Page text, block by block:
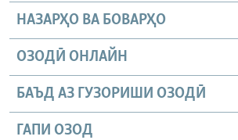
НАЗАРҲО ВА БОВАРҲО
ОЗОДӢ ОНЛАЙН
БАЪД АЗ ГУЗОРИШИ ОЗОДӢ
ГАПИ ОЗОД